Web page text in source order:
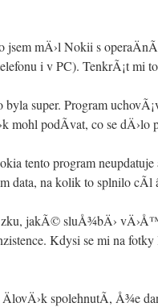
jsem mÄ›l Nokii s
i v PC). TenkrÃ¡t mi
byla super. Program
mohl podÃ­vat, co se
tento program
data, na kolik to splnilo cÃ­l
jakÃ© sluÅ¾bÄ›
Kdysi se mi na
ÄlovÄ›k spolehnutÃ­, Å¾e